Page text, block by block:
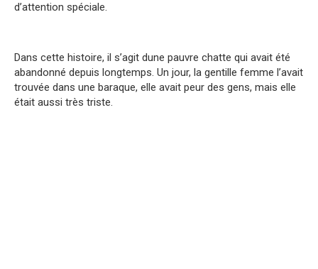
d’attention spéciale.
Dans cette histoire, il s’agit dune pauvre chatte qui avait été
abandonné depuis longtemps. Un jour, la gentille femme l’avait
trouvée dans une baraque, elle avait peur des gens, mais elle
était aussi très triste.